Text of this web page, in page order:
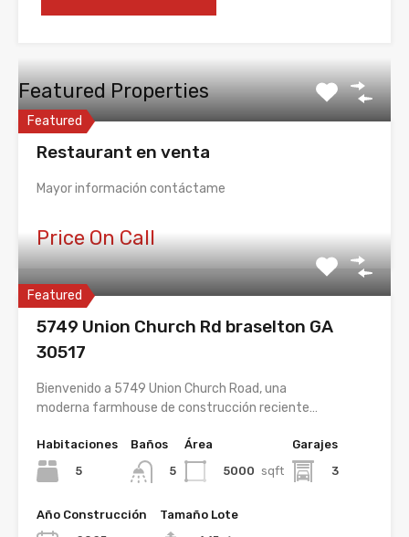
Featured Properties
Featured
Restaurant en venta
Mayor información contáctame
Price On Call
Featured
5749 Union Church Rd braselton GA
30517
Bienvenido a 5749 Union Church Road, una
moderna farmhouse de construcción reciente…
Habitaciones
5
Baños
5
Área
5000 sqft
Garajes
3
Año Construcción
Tamaño Lote